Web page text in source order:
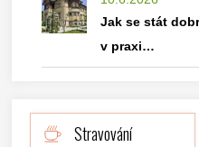
Jak se stát
v praxi…
Stravování